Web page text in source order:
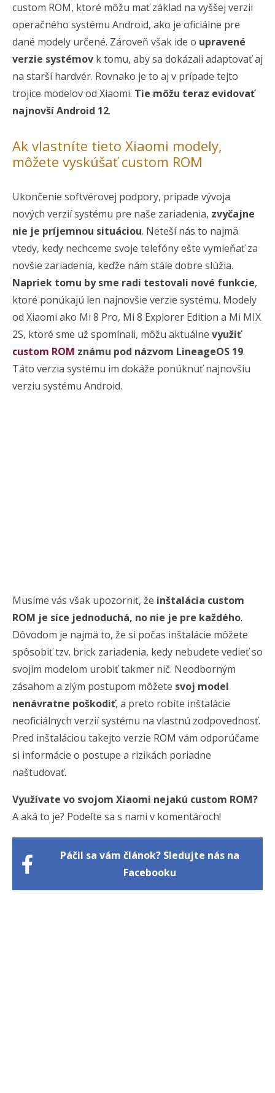
custom ROM, ktoré môžu mať základ na vyššej verzii
operačného systému Android, ako je oficiálne pre
dané modely určené. Zároveň však ide o upravené
verzie systémov k tomu, aby sa dokázali adaptovať aj
na starší hardvér. Rovnako je to aj v prípade tejto
trojice modelov od Xiaomi. Tie môžu teraz evidovať
najnovší Android 12.
Ak vlastníte tieto Xiaomi modely,
môžete vyskúšať custom ROM
Ukončenie softvérovej podpory, prípade vývoja
nových verzií systému pre naše zariadenia, zvyčajne
nie je príjemnou situáciou. Neteší nás to najmä
vtedy, kedy nechceme svoje telefóny ešte vymieňať za
novšie zariadenia, keďže nám stále dobre slúžia.
Napriek tomu by sme radi testovali nové funkcie,
ktoré ponúkajú len najnovšie verzie systému. Modely
od Xiaomi ako Mi 8 Pro, Mi 8 Explorer Edition a Mi MIX
2S, ktoré sme už spomínali, môžu aktuálne využiť
custom ROM známu pod názvom LineageOS 19.
Táto verzia systému im dokáže ponúknuť najnovšiu
verziu systému Android.
Musíme vás však upozorniť, že inštalácia custom
ROM je síce jednoduchá, no nie je pre každého.
Dôvodom je najmä to, že si počas inštalácie môžete
spôsobiť tzv. brick zariadenia, kedy nebudete vedieť so
svojím modelom urobiť takmer nič. Neodborným
zásahom a zlým postupom môžete svoj model
nenávratne poškodiť, a preto robíte inštalácie
neoficiálnych verzií systému na vlastnú zodpovednosť.
Pred inštaláciou takejto verzie ROM vám odporúčame
si informácie o postupe a rizikách poriadne
naštudovať.
Využívate vo svojom Xiaomi nejakú custom ROM?
A aká to je? Podeľte sa s nami v komentároch!
Páčil sa vám článok? Sledujte nás na
Facebooku